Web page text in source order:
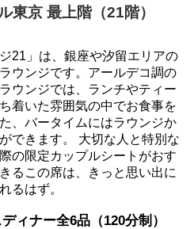
東京 最上階（21階）
21」は、銀座や汐留エリアの
ウンジです。アールデコ調の
ウンジでは、ランチやティー
着いた雰囲気の中でお食事を
、バータイムにはラウンジか
できます。 大切な人と特別な
の限定カップルシートがおす
るこの席は、きっと思い出に
るはず。
ィナー全6品（120分制）